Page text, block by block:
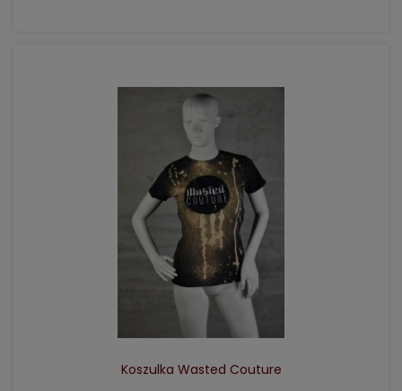
Koszulka Wasted Couture
DO KOSZYKA